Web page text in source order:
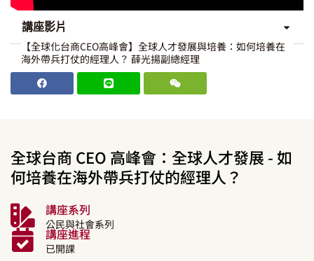
講座影片
【全球化台商CEO高峰會】全球人才發展與培養：如何培養在
海外帶兵打仗的經理人？ 薛光揚副總經理
全球台商 CEO 高峰會：全球人才發展 - 如
何培養在海外帶兵打仗的經理人？
講座系列
公民與社會系列
講座進程
已開課